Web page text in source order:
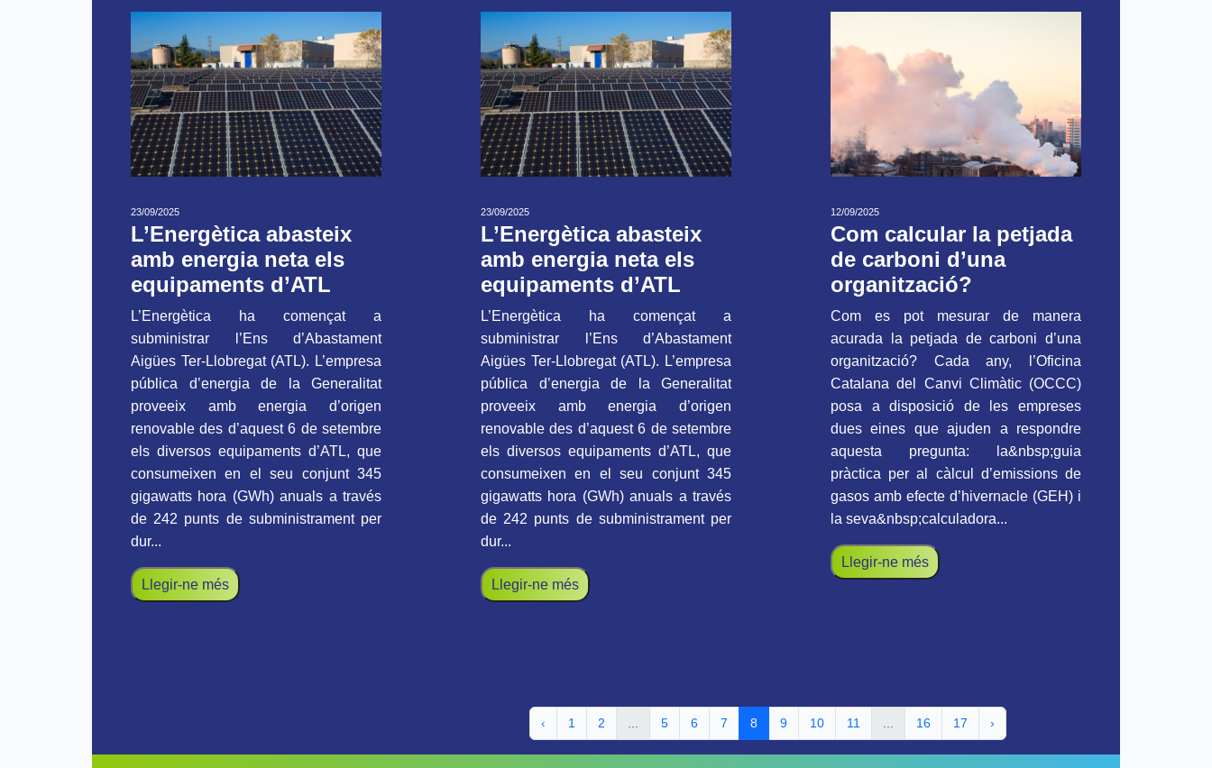
23/09/2025
L’Energètica abasteix
amb energia neta els
equipaments d’ATL
L’Energètica ha començat a
subministrar l’Ens d’Abastament
Aigües Ter-Llobregat (ATL). L’empresa
pública d’energia de la Generalitat
proveeix amb energia d’origen
renovable des d’aquest 6 de setembre
els diversos equipaments d’ATL, que
consumeixen en el seu conjunt 345
gigawatts hora (GWh) anuals a través
de 242 punts de subministrament per
dur...
Llegir-ne més
23/09/2025
L’Energètica abasteix
amb energia neta els
equipaments d’ATL
L’Energètica ha començat a
subministrar l’Ens d’Abastament
Aigües Ter-Llobregat (ATL). L’empresa
pública d’energia de la Generalitat
proveeix amb energia d’origen
renovable des d’aquest 6 de setembre
els diversos equipaments d’ATL, que
consumeixen en el seu conjunt 345
gigawatts hora (GWh) anuals a través
de 242 punts de subministrament per
dur...
Llegir-ne més
12/09/2025
Com calcular la petjada
de carboni d’una
organització?
Com es pot mesurar de manera
acurada la petjada de carboni d’una
organització? Cada any, l’Oficina
Catalana del Canvi Climàtic (OCCC)
posa a disposició de les empreses
dues eines que ajuden a respondre
aquesta pregunta: la&nbsp;guia
pràctica per al càlcul d’emissions de
gasos amb efecte d’hivernacle (GEH) i
la seva&nbsp;calculadora...
Llegir-ne més
‹ 1 2 5 6 7 8 9 10 11 16 17 ›